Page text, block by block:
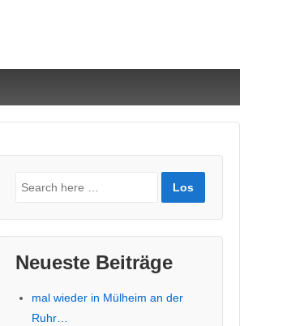
Suche
Neueste Beiträge
mal wieder in Mülheim an der
Ruhr…